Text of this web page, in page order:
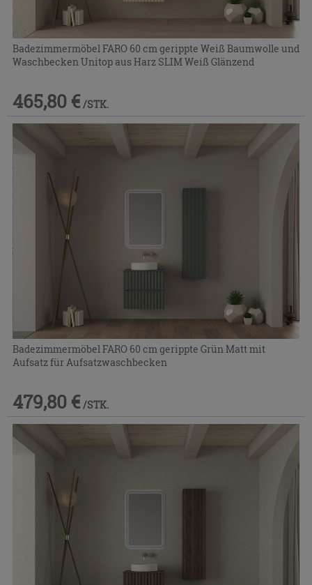
Badezimmermöbel FARO 60 cm gerippte Weiß Baumwolle und
Waschbecken Unitop aus Harz SLIM Weiß Glänzend
465,80 € /STK.
Badezimmermöbel FARO 60 cm gerippte Grün Matt mit
Aufsatz für Aufsatzwaschbecken
479,80 € /STK.